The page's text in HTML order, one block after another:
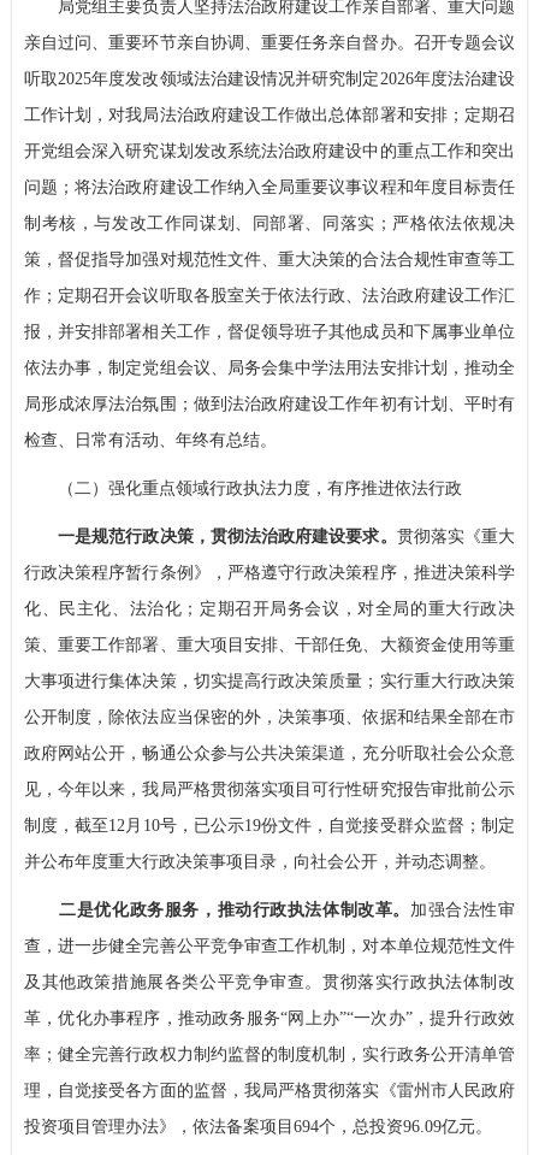
局党组主要负责人坚持法治政府建设工作亲自部署、重大问题
亲自过问、重要环节亲自协调、重要任务亲自督办。召开专题会议
听取2025年度发改领域法治建设情况并研究制定2026年度法治建设
工作计划，对我局法治政府建设工作做出总体部署和安排；定期召
开党组会深入研究谋划发改系统法治政府建设中的重点工作和突出
问题；将法治政府建设工作纳入全局重要议事议程和年度目标责任
制考核，与发改工作同谋划、同部署、同落实；严格依法依规决
策，督促指导加强对规范性文件、重大决策的合法合规性审查等工
作；定期召开会议听取各股室关于依法行政、法治政府建设工作汇
报，并安排部署相关工作，督促领导班子其他成员和下属事业单位
依法办事，制定党组会议、局务会集中学法用法安排计划，推动全
局形成浓厚法治氛围；做到法治政府建设工作年初有计划、平时有
检查、日常有活动、年终有总结。
（二）强化重点领域行政执法力度，有序推进依法行政
一是规范行政决策，贯彻法治政府建设要求。 贯彻落实《重大
行政决策程序暂行条例》，严格遵守行政决策程序，推进决策科学
化、民主化、法治化；定期召开局务会议，对全局的重大行政决
策、重要工作部署、重大项目安排、干部任免、大额资金使用等重
大事项进行集体决策，切实提高行政决策质量；实行重大行政决策
公开制度，除依法应当保密的外，决策事项、依据和结果全部在市
政府网站公开，畅通公众参与公共决策渠道，充分听取社会公众意
见，今年以来，我局严格贯彻落实项目可行性研究报告审批前公示
制度，截至12月10号，已公示19份文件，自觉接受群众监督；制定
并公布年度重大行政决策事项目录，向社会公开，并动态调整。
二是优化政务服务，推动行政执法体制改革。 加强合法性审
查，进一步健全完善公平竞争审查工作机制，对本单位规范性文件
及其他政策措施展各类公平竞争审查。贯彻落实行政执法体制改
革，优化办事程序，推动政务服务“网上办”“一次办”，提升行政效
率；健全完善行政权力制约监督的制度机制，实行政务公开清单管
理，自觉接受各方面的监督，我局严格贯彻落实《雷州市人民政府
投资项目管理办法》，依法备案项目694个，总投资96.09亿元。